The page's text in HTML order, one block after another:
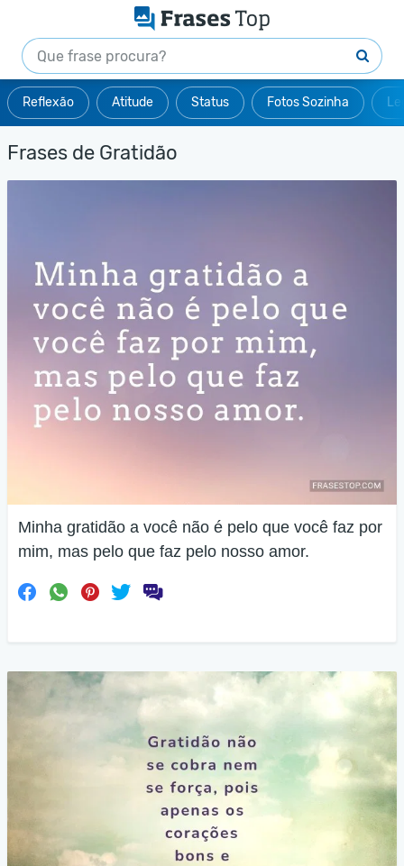
Reflexão Atitude Status Fotos Sozinha
Frases de Gratidão
Minha gratidão a você não é pelo que você faz por
mim, mas pelo que faz pelo nosso amor.